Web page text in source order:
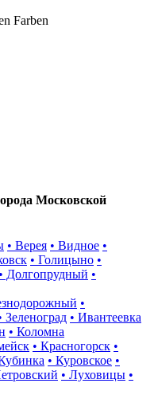
Farben
Московской
• Верея • Видное •
• Голицыно •
• Долгопрудный •
•
Зеленоград • Ивантеевка
• Коломна
• Красногорск •
• Куровское •
• Луховицы •